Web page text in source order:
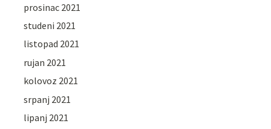
prosinac 2021
studeni 2021
listopad 2021
rujan 2021
kolovoz 2021
srpanj 2021
lipanj 2021